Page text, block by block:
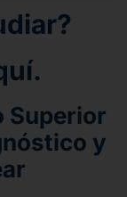
Superior
y